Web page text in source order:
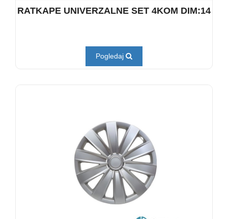
RATKAPE UNIVERZALNE SET 4KOM DIM:14
Pogledaj